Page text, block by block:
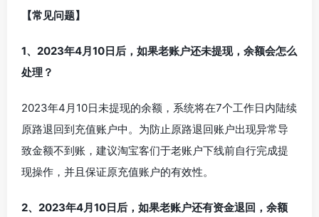
【常见问题】
1、2023年4月10日后，如果老账户还未提现，余额会怎么
处理？
2023年4月10日未提现的余额，系统将在7个工作日内陆续
原路退回到充值账户中。为防止原路退回账户出现异常导
致金额不到账，建议淘宝客们于老账户下线前自行完成提
现操作，并且保证原充值账户的有效性。
2、2023年4月10日后，如果老账户还有资金退回，余额